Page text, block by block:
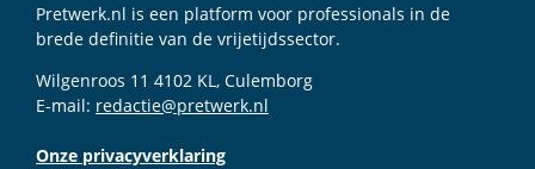
Pretwerk.nl is een platform voor professionals in de
brede definitie van de vrijetijdssector.
Wilgenroos 11 4102 KL, Culemborg
E-mail: redactie@pretwerk.nl
Onze privacyverklaring